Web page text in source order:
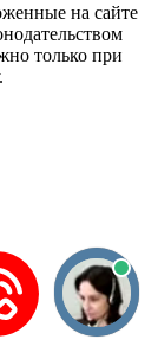
на сайте
только при